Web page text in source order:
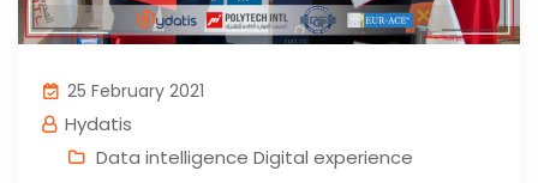
25 February 2021
Hydatis
Data intelligence Digital experience